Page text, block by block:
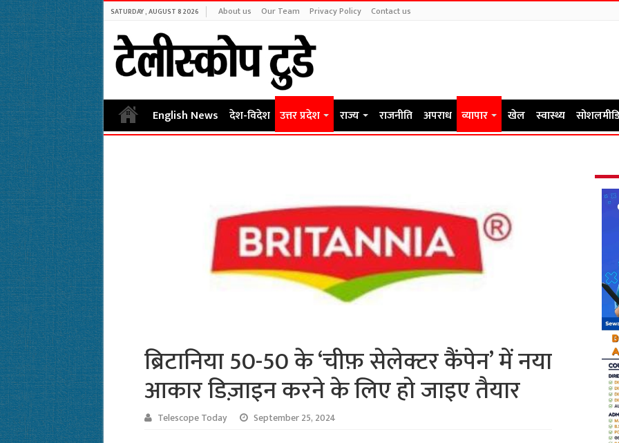
SATURDAY , AUGUST 8 2026 About us Our Team Privacy Policy Contact us
English News देश-विदेश उत्तर प्रदेश राज्य राजनीति अपराध व्यापार खेल स्वास्थ्य
ब्रिटानिया 50-50 के ‘चीफ़ सेलेक्टर कैंपेन’ में नया
आकार डिज़ाइन करने के लिए हो जाइए तैयार
Telescope Today September 25, 2024